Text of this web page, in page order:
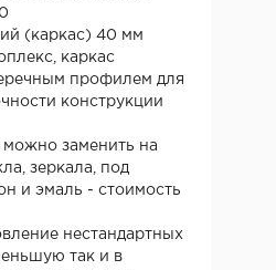
(каркас) 40 мм
каркас
профилем для
конструкции
можно заменить на
зеркала, под
и эмаль - стоимость
нестандартных
так и в